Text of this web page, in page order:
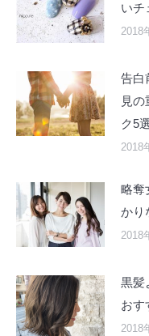
いチ
2018
告白
見
ク5
2018
略奪
かり
2018
黒髪
おす
2018